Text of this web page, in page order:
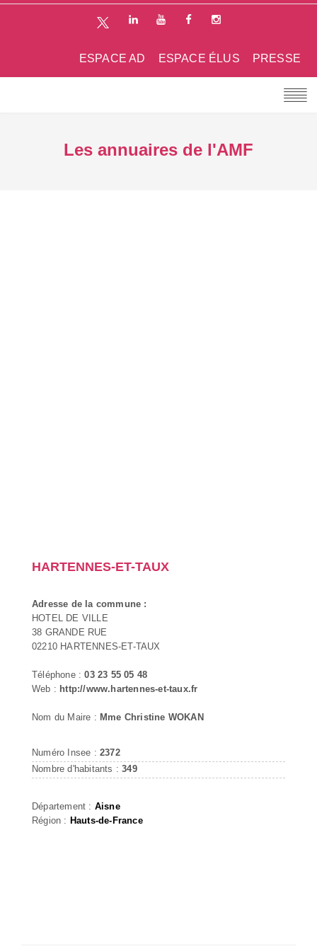
PRESSE
ESPACE ÉLUS
ESPACE AD
Les annuaires de l'AMF
HARTENNES-ET-TAUX
Adresse de la commune :
HOTEL DE VILLE
38 GRANDE RUE
02210 HARTENNES-ET-TAUX
Téléphone :03 23 55 05 48
Web : http://www.hartennes-et-taux.fr
Nom du Maire : Mme Christine WOKAN
Numéro Insee : 2372
Nombre d'habitants :349
Département : Aisne
Région : Hauts-de-France